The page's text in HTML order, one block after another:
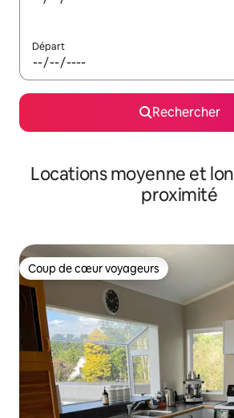
Départ
Rechercher
Locations moyenne et
proximité
Coup de cœur voyageurs
Coup de cœur voyageurs